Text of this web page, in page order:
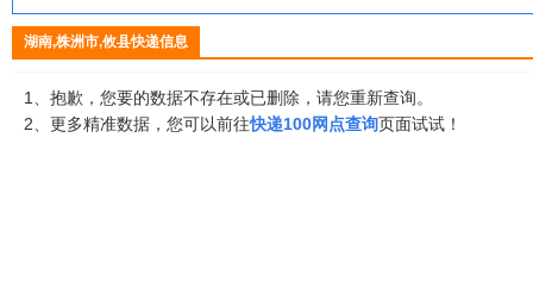
湖南,株洲市,攸县快递信息
1、抱歉，您要的数据不存在或已删除，请您重新查询。
2、更多精准数据，您可以前往快递100网点查询页面试试！